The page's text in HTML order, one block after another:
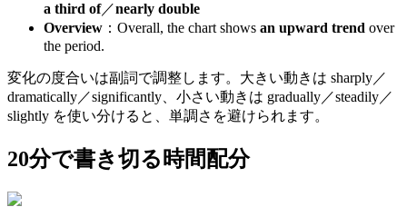
a third of／nearly double
Overview ：Overall, the chart shows an upward trend over
the period.
変化の度合いは副詞で調整します。大きい動きは sharply／
dramatically／significantly、小さい動きは gradually／steadily／
slightly を使い分けると、単調さを避けられます。
20分で書き切る時間配分